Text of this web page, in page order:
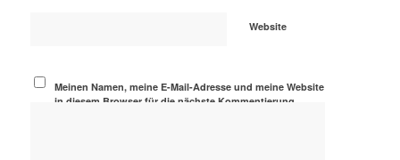
Website
Meinen Namen, meine E-Mail-Adresse und meine Website
in diesem Browser für die nächste Kommentierung